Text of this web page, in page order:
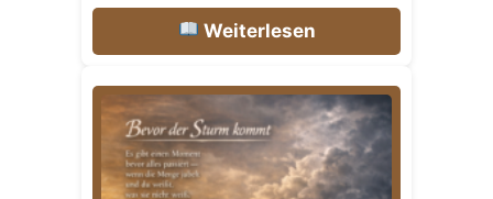
Weiterlesen